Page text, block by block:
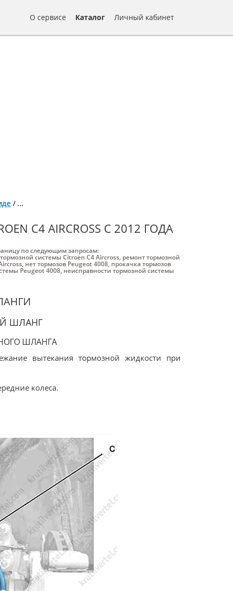
О сервисе Каталог Личный кабинет
/ ...
C4 AIRCROSS С 2012 ГОДА
по следующим запросам:
системы Citroen C4 Aircross, ремонт тормозной
, нет тормозов Peugeot 4008, прокачка тормозов
Peugeot 4008, неисправности тормозной системы
ШЛАНГ
ШЛАНГА
вытекания тормозной жидкости при
колеса.